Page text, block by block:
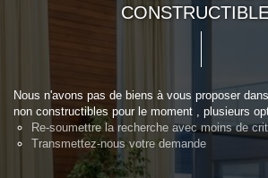
Nous n'avons pas de biens à vous proposer
non constructibles pour le moment , plusieurs
Re-soumettre la recherche avec moins de
Transmettez-nous votre demande